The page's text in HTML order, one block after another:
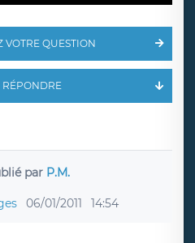
VOTRE QUESTION
RÉPONDRE
par P.M.
06/01/2011 14:54